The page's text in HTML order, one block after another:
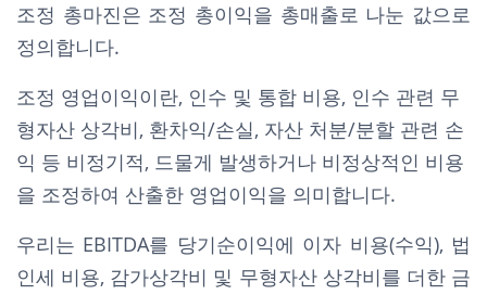
조정 총마진은 조정 총이익을 총매출로 나눈 값으로
정의합니다.
조정 영업이익이란, 인수 및 통합 비용, 인수 관련 무
형자산 상각비, 환차익/손실, 자산 처분/분할 관련 손
익 등 비정기적, 드물게 발생하거나 비정상적인 비용
을 조정하여 산출한 영업이익을 의미합니다.
우리는 EBITDA를 당기순이익에 이자 비용(수익), 법
인세 비용, 감가상각비 및 무형자산 상각비를 더한 금